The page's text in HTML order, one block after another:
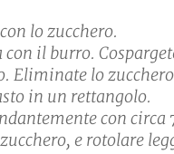
lo zucchero.
con il burro.
Eliminate lo
in un rettangolo.
con circa
e rotolare